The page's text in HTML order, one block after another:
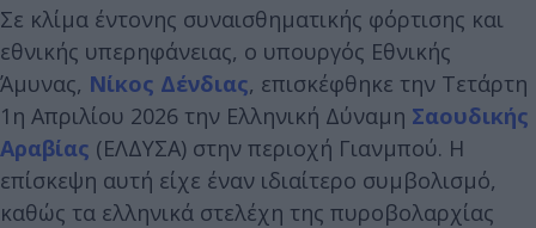
Σε κλίμα έντονης συναισθηματικής φόρτισης και
εθνικής υπερηφάνειας, ο υπουργός Εθνικής
Άμυνας, Νίκος Δένδιας, επισκέφθηκε την Τετάρτη
1η Απριλίου 2026 την Ελληνική Δύναμη Σαουδικής
Αραβίας (ΕΛΔΥΣΑ) στην περιοχή Γιανμπού. Η
επίσκεψη αυτή είχε έναν ιδιαίτερο συμβολισμό,
καθώς τα ελληνικά στελέχη της πυροβολαρχίας